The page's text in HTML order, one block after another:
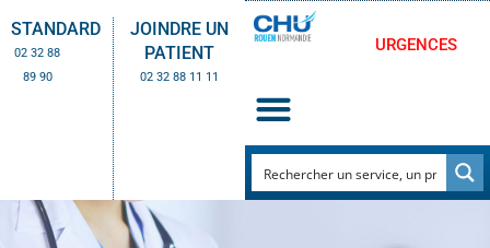
STANDARD
02 32 88
89 90
JOINDRE UN
PATIENT
02 32 88 11 11
URGENCES